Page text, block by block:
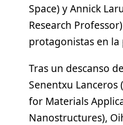
Space) y Annick
Research
protagonistas en
Tras un descanso
Senentxu Lanceros
for Materials
Nanostructures),